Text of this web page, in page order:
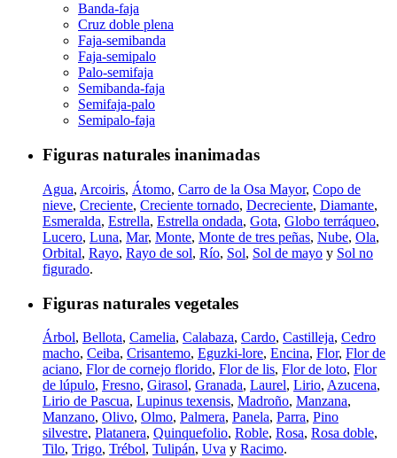
Banda-faja
Cruz doble plena
Faja-semibanda
Faja-semipalo
Palo-semifaja
Semibanda-faja
Semifaja-palo
Semipalo-faja
Figuras naturales inanimadas
Agua, Arcoiris, Átomo, Carro de la Osa Mayor, Copo de
nieve, Creciente, Creciente tornado, Decreciente, Diamante,
Esmeralda, Estrella, Estrella ondada, Gota, Globo terráqueo,
Lucero, Luna, Mar, Monte, Monte de tres peñas, Nube, Ola,
Orbital, Rayo, Rayo de sol, Río, Sol, Sol de mayo y Sol no
figurado.
Figuras naturales vegetales
Árbol, Bellota, Camelia, Calabaza, Cardo, Castilleja, Cedro
macho, Ceiba, Crisantemo, Eguzki-lore, Encina, Flor, Flor de
aciano, Flor de cornejo florido, Flor de lis, Flor de loto, Flor
de lúpulo, Fresno, Girasol, Granada, Laurel, Lirio, Azucena,
Lirio de Pascua, Lupinus texensis, Madroño, Manzana,
Manzano, Olivo, Olmo, Palmera, Panela, Parra, Pino
silvestre, Platanera, Quinquefolio, Roble, Rosa, Rosa doble,
Tilo, Trigo, Trébol, Tulipán, Uva y Racimo.